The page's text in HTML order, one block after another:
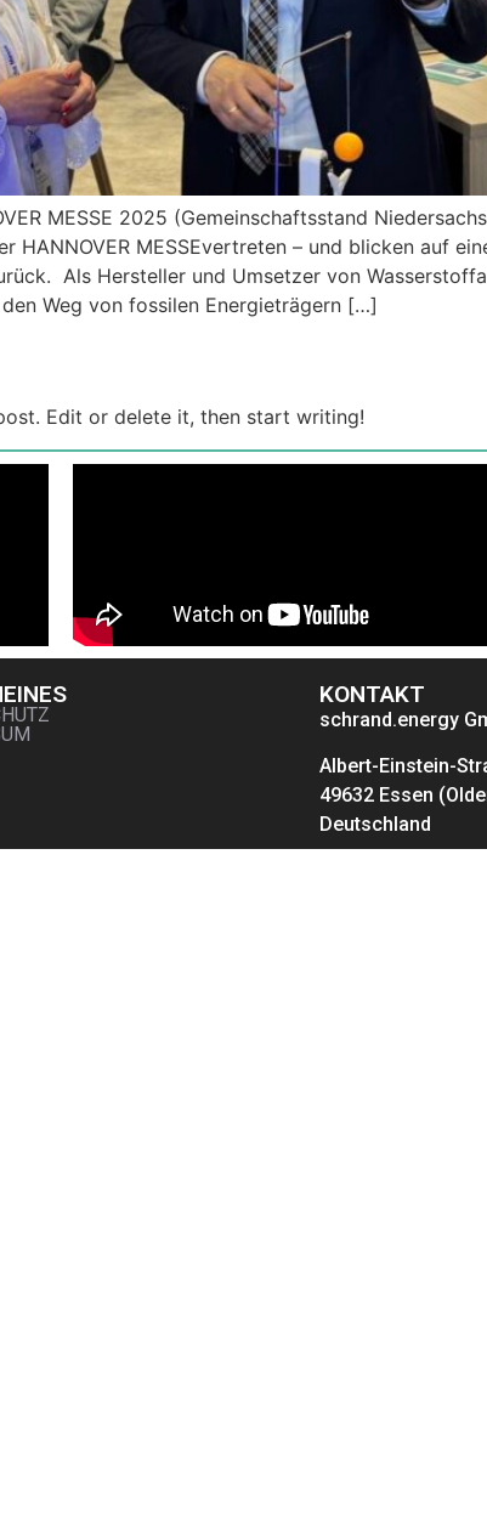
MESSE 2025 (Gemeinschaftsstand
HANNOVER MESSEvertreten – und blicken auf
Als Hersteller und Umsetzer von
Weg von fossilen Energieträgern […]
Edit or delete it, then start writing!
KONTAKT
schrand.energy
Albert-Einstein-
49632 Essen
Deutschland